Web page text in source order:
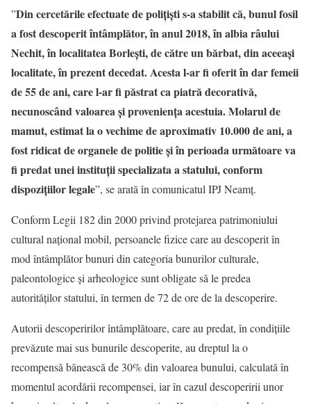
”Din cercetările efectuate de polițiști s-a stabilit că, bunul fosil
a fost descoperit întâmplător, în anul 2018, în albia râului
Nechit, în localitatea Borlești, de către un bărbat, din aceeași
localitate, în prezent decedat. Acesta l-ar fi oferit în dar femeii
de 55 de ani, care l-ar fi păstrat ca piatră decorativă,
necunoscând valoarea și proveniența acestuia. Molarul de
mamut, estimat la o vechime de aproximativ 10.000 de ani, a
fost ridicat de organele de politie și în perioada următoare va
fi predat unei instituții specializata a statului, conform
dispozițiilor legale”, se arată în comunicatul IPJ Neamț.
Conform Legii 182 din 2000 privind protejarea patrimoniului
cultural național mobil, persoanele fizice care au descoperit în
mod întâmplător bunuri din categoria bunurilor culturale,
paleontologice și arheologice sunt obligate să le predea
autorităților statului, în termen de 72 de ore de la descoperire.
Autorii descoperirilor întâmplătoare, care au predat, în condițiile
prevăzute mai sus bunurile descoperite, au dreptul la o
recompensă bănească de 30% din valoarea bunului, calculată în
momentul acordării recompensei, iar în cazul descoperirii unor